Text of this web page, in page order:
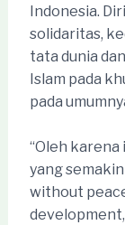
Indonesia.
solidaritas,
tata dunia
Islam pada
pada
“Oleh
yang
without